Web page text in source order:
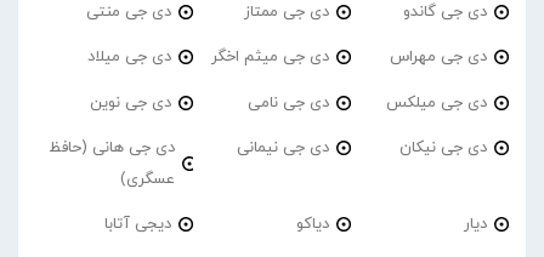
دی جی گاندو دی جی ممتاز دی جی منتی
دی جی مهراس دی جی میثم اخگر دی جی میلاد
دی جی میلکس دی جی نامی دی جی نوین
دی جی نیکان دی جی نیمانی
دی جی هانی (حافظ
عسگری)
دیار دیاکو دیجی آتابا